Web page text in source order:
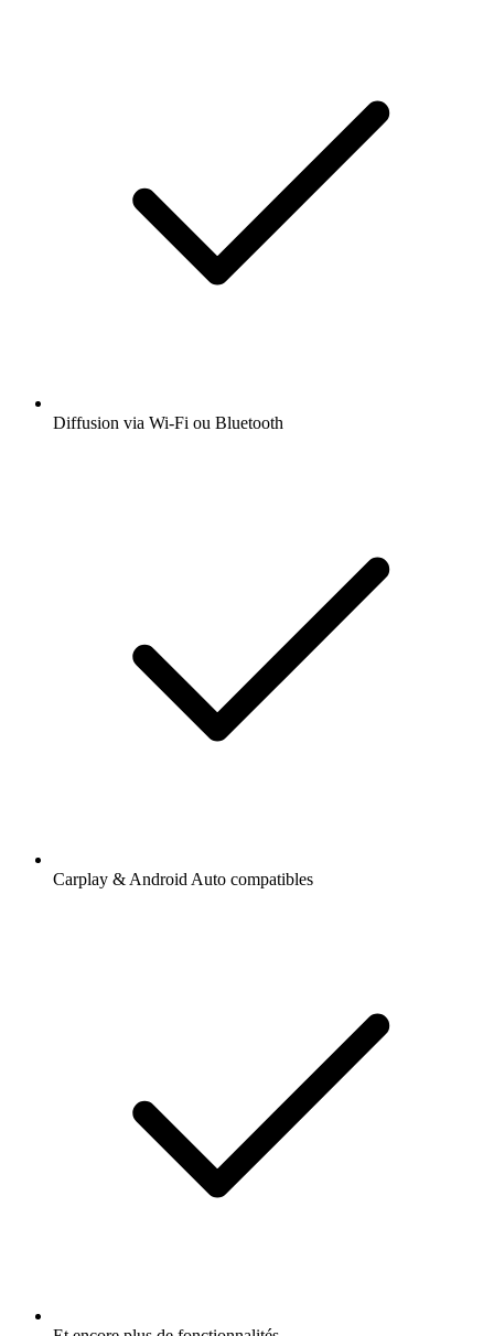
Diffusion via Wi-Fi ou Bluetooth
Carplay & Android Auto compatibles